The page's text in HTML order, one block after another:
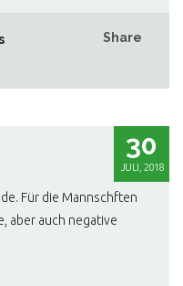
Share
30
JULI, 2018
Für die Mannschften
aber auch negative